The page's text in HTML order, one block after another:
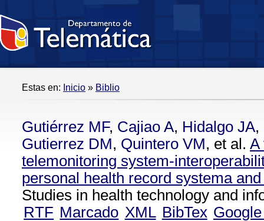
Estas en: Inicio » Biblio
Gutiérrez MF, Cajiao A, Hidalgo JA,
Gutierrez DM, Quintero VM, et al. A
telemonitoring system-
personal health record systema
Studies in health technology and
RTF Marcado XML BibTex